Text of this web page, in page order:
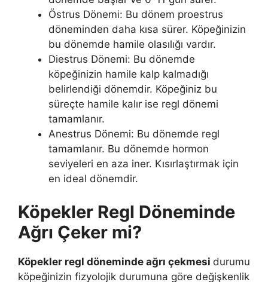
Östrus Dönemi: Bu dönem proestrus
döneminden daha kısa sürer. Köpeğinizin
bu dönemde hamile olasılığı vardır.
Diestrus Dönemi: Bu dönemde
köpeğinizin hamile kalp kalmadığı
belirlendiği dönemdir. Köpeğiniz bu
süreçte hamile kalır ise regl dönemi
tamamlanır.
Anestrus Dönemi: Bu dönemde regl
tamamlanır. Bu dönemde hormon
seviyeleri en aza iner. Kısırlaştırmak için
en ideal dönemdir.
Köpekler Regl Döneminde
Ağrı Çeker mi?
Köpekler regl döneminde ağrı çekmesi durumu
köpeğinizin fizyolojik durumuna göre değişkenlik